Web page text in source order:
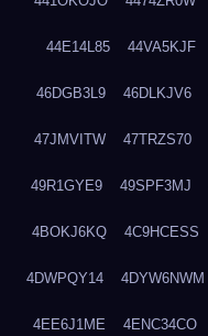
44E14L85 44VA5KJF
46DGB3L9 46DLKJV6
47JMVITW 47TRZS70
49R1GYE9 49SPF3MJ
4BOKJ6KQ 4C9HCESS
4DWPQY14 4DYW6NWM
4EE6J1ME 4ENC34CO